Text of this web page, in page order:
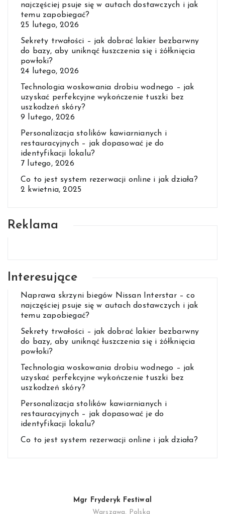
najczęściej psuje się w autach dostawczych i jak
temu zapobiegać?
25 lutego, 2026
Sekrety trwałości – jak dobrać lakier bezbarwny
do bazy, aby uniknąć łuszczenia się i żółknięcia
powłoki?
24 lutego, 2026
Technologia woskowania drobiu wodnego – jak
uzyskać perfekcyjne wykończenie tuszki bez
uszkodzeń skóry?
9 lutego, 2026
Personalizacja stolików kawiarnianych i
restauracyjnych – jak dopasować je do
identyfikacji lokalu?
7 lutego, 2026
Co to jest system rezerwacji online i jak działa?
2 kwietnia, 2025
Reklama
Interesujące
Naprawa skrzyni biegów Nissan Interstar – co
najczęściej psuje się w autach dostawczych i jak
temu zapobiegać?
Sekrety trwałości – jak dobrać lakier bezbarwny
do bazy, aby uniknąć łuszczenia się i żółknięcia
powłoki?
Technologia woskowania drobiu wodnego – jak
uzyskać perfekcyjne wykończenie tuszki bez
uszkodzeń skóry?
Personalizacja stolików kawiarnianych i
restauracyjnych – jak dopasować je do
identyfikacji lokalu?
Co to jest system rezerwacji online i jak działa?
Mgr Fryderyk Festiwal
Warszawa, Polska